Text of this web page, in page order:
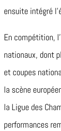
ensuite intégré
En compétition,
nationaux, dont
et coupes
la scène
la Ligue des
performances